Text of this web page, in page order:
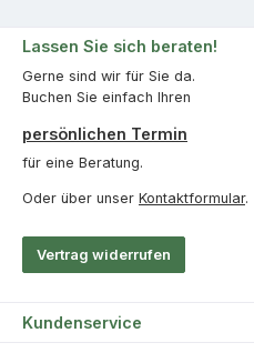
Lassen Sie sich beraten!
Gerne sind wir für Sie da.
Buchen Sie einfach Ihren
persönlichen Termin
für eine Beratung.
Oder über unser Kontaktformular.
Vertrag widerrufen
Kundenservice